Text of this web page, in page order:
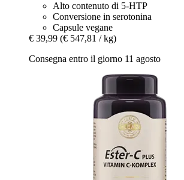
Alto contenuto di 5-HTP
Conversione in serotonina
Capsule vegane
€ 39,99 (€ 547,81 / kg)
Consegna entro il giorno 11 agosto